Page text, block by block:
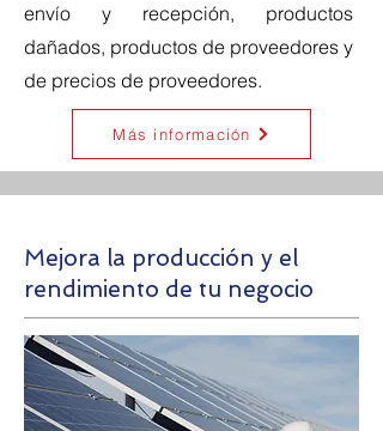
envío y recepción, productos
dañados, productos de proveedores y
de precios de proveedores.
Más información
Mejora la producción y el
rendimiento de tu negocio